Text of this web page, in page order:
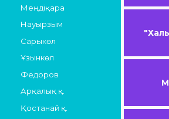
Меңдіқара
Науырзым
Сарыкөл
Ұзынкөл
Федоров
Арқалық қ.
Қостанай қ.